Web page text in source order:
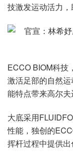
技激发运动活力，
ECCO BIOM科技
激活足部的自然
能特点带来高尔夫
大底采用
性能，独创的
挥杆过程中提供出